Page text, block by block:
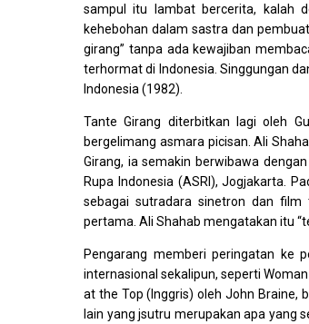
sampul itu lambat bercerita, kalah
kehebohan dalam sastra dan
girang” tanpa ada kewajiban
terhormat di Indonesia. Singgungan
Indonesia (1982).
Tante Girang diterbitkan lagi oleh
bergelimang asmara picisan. Ali
Girang, ia semakin berwibawa
Rupa Indonesia (ASRI), Jogjakarta.
sebagai sutradara sinetron dan film
pertama. Ali Shahab mengatakan itu
Pengarang memberi peringatan ke
internasional sekalipun, seperti
at the Top (Inggris) oleh John Braine,
lain yang jsutru merupakan apa yang